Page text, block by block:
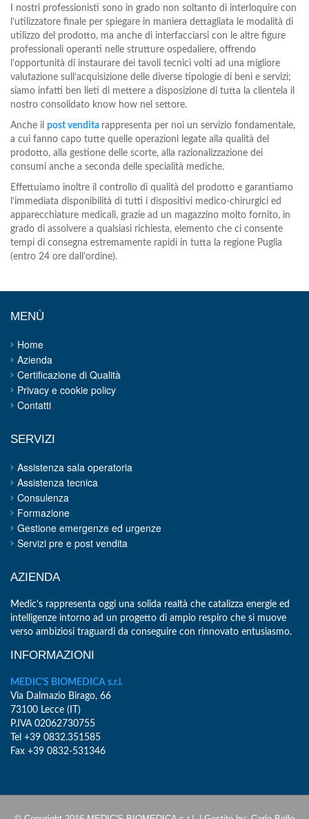
I nostri professionisti sono in grado non soltanto di interloquire con
l’utilizzatore finale per spiegare in maniera dettagliata le modalità di
utilizzo del prodotto, ma anche di interfacciarsi con le altre figure
professionali operanti nelle strutture ospedaliere, offrendo
l’opportunità di instaurare dei tavoli tecnici volti ad una migliore
valutazione sull’acquisizione delle diverse tipologie di beni e servizi;
siamo infatti ben lieti di mettere a disposizione di tutta la clientela il
nostro consolidato know how nel settore.
Anche il post vendita rappresenta per noi un servizio fondamentale,
a cui fanno capo tutte quelle operazioni legate alla qualità del
prodotto, alla gestione delle scorte, alla razionalizzazione dei
consumi anche a seconda delle specialità mediche.
Effettuiamo inoltre il controllo di qualità del prodotto e garantiamo
l’immediata disponibilità di tutti i dispositivi medico-chirurgici ed
apparecchiature medicali, grazie ad un magazzino molto fornito, in
grado di assolvere a qualsiasi richiesta, elemento che ci consente
tempi di consegna estremamente rapidi in tutta la regione Puglia
(entro 24 ore dall’ordine).
MENÙ
Home
Azienda
Certificazione di Qualità
Privacy e cookie policy
Contatti
SERVIZI
Assistenza sala operatoria
Assistenza tecnica
Consulenza
Formazione
Gestione emergenze ed urgenze
Servizi pre e post vendita
AZIENDA
Medic's rappresenta oggi una solida realtà che catalizza energie ed
intelligenze intorno ad un progetto di ampio respiro che si muove
verso ambiziosi traguardi da conseguire con rinnovato entusiasmo.
INFORMAZIONI
MEDIC'S BIOMEDICA s.r.l.
Via Dalmazio Birago, 66
73100 Lecce (IT)
P.IVA 02062730755
Tel +39 0832.351585
Fax +39 0832-531346